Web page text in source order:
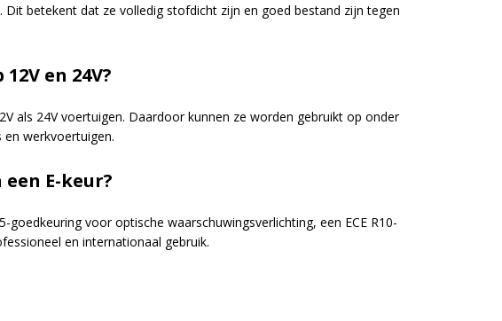
Dit betekent dat ze volledig stofdicht zijn en goed bestand zijn tegen
en 24V?
als 24V voertuigen. Daardoor kunnen ze worden gebruikt op onder
werkvoertuigen.
E-keur?
goedkeuring voor optische waarschuwingsverlichting, een ECE R10-
en internationaal gebruik.